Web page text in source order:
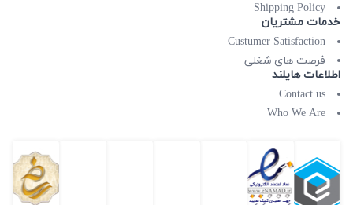
Shipping Policy
خدمات مشتریان
Custumer Satisfaction
فرصت های شغلی
اطلاعات هایلند
Contact us
Who We Are